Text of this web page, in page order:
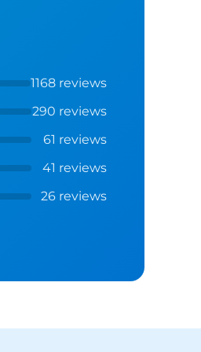
1168 reviews
290 reviews
61 reviews
41 reviews
26 reviews